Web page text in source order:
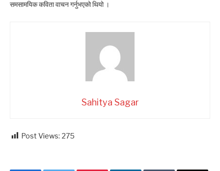
समसामयिक कविता वाचन गर्नुभएको थियो ।
Sahitya Sagar
Post Views: 275